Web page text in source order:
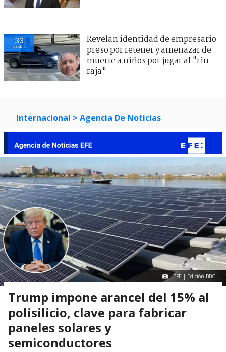
33
visitas
Revelan identidad de empresario
preso por retener y amenazar de
muerte a niños por jugar al "rin
raja"
Internacional > Agencia De Noticias
EFE | Edición BBCL
Trump impone arancel del 15% al
polisilicio, clave para fabricar
paneles solares y
semiconductores